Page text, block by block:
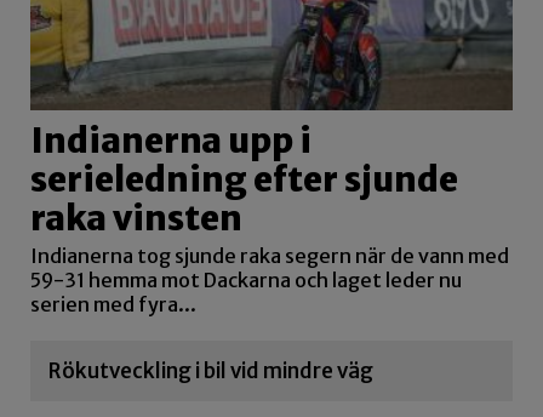
Indianerna upp i
serieledning efter sjunde
raka vinsten
Indianerna tog sjunde raka segern när de vann med
59-31 hemma mot Dackarna och laget leder nu
serien med fyra...
Rökutveckling i bil vid mindre väg